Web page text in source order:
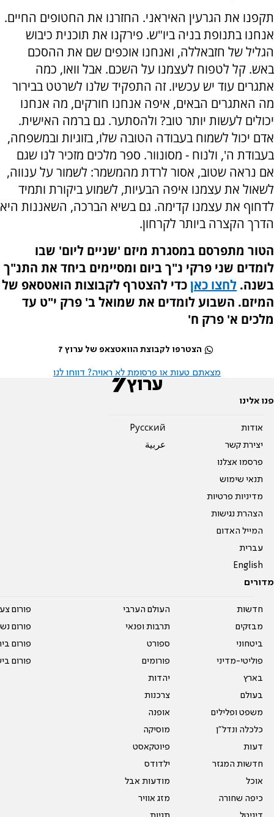
תקפנו את הגרעין האיראני. החזרנו את החטופים החיים.
אנחנו בתנופת בניה ביו"ש. פירקנו את תוכנית כיבוש
הגליל של חזבאללה, ואנחנו אוכפים שם את ההסכם
באש. קל לטפוח לעצמנו על השכם. אבל וואו, כמה
אתגרים עוד יש עכשיו. זה התפקיד שלנו לשרטט בבירור
מה האתגרים הבאים, איפה אנחנו חורקים, מה אנחנו
יכולים לעשות יותר טוב? ולהסתער. גם ברמה האישית.
אדם יכול לשמוח בעבודה הטובה שלו, בזוגיות ובמשפחה,
בעבודת ה', ולנוח - מסונוור. ספר מלכים מזכיר לנו שגם
אם נראה שטוב, אסור לרדת מהמשמר: לשמור על ענווה,
לשאול את עצמנו איפה הבעיות, לשמוע ביקורת ותמיד
לדחוף את עצמנו קדימה. גם בשיא הברכה, השאננות היא
הדרך הקצרה ביותר לקרחון.
הטור מתפרסם במסגרת מיזם 'שניים ליום' שבו
לומדים שני פרקי נ"ך ביום ומסיימים ביחד את התנ"ך
בשנה. לחצו כאןכדי להצטרף לקבוצות הואטסאפ של
המיזם. השבוע לומדים את שמואל ב' פרק י"ט עד
מלכים א' פרק ח'
הצטרפו לקבוצת הוואטצאפ של ערוץ 7
מצאתם טעות או פרסומת לא ראויה? דווחו לנו
פנו אלינו
אודות
יצירת קשר
פרסמו אצלנו
תנאי שימוש
מדיניות פרטיות
הצהרת נגישות
המייל האדום
עברית
English
Pусский
عربية
מדורים
חדשות
מבזקים
ביטחוני
פוליטי-מדיני
בארץ
בעולם
משפט ופלילים
כלכלה ונדל"ן
דעות
חדשות המגזר
אוכל
כיפה שחורה
העולם הערבי
תרבות ופנאי
ספורט
פורומים
יהדות
צרכנות
אופנה
מוסיקה
פיוטקאסט
ילדודס
מודעות אבל
מזג אוויר
פורום
פורום
פורום
פורום